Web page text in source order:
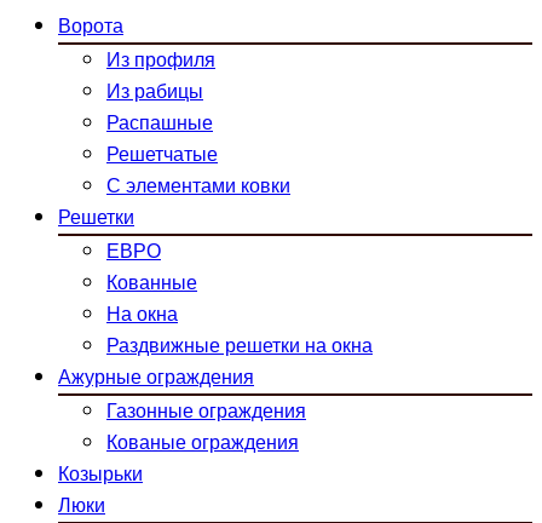
Ворота
Из профиля
Из рабицы
Распашные
Решетчатые
С элементами ковки
Решетки
ЕВРО
Кованные
На окна
Раздвижные решетки на окна
Ажурные ограждения
Газонные ограждения
Кованые ограждения
Козырьки
Люки